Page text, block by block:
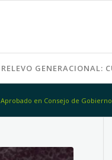
RELEVO GENERACIONAL:
Aprobado en Consejo de